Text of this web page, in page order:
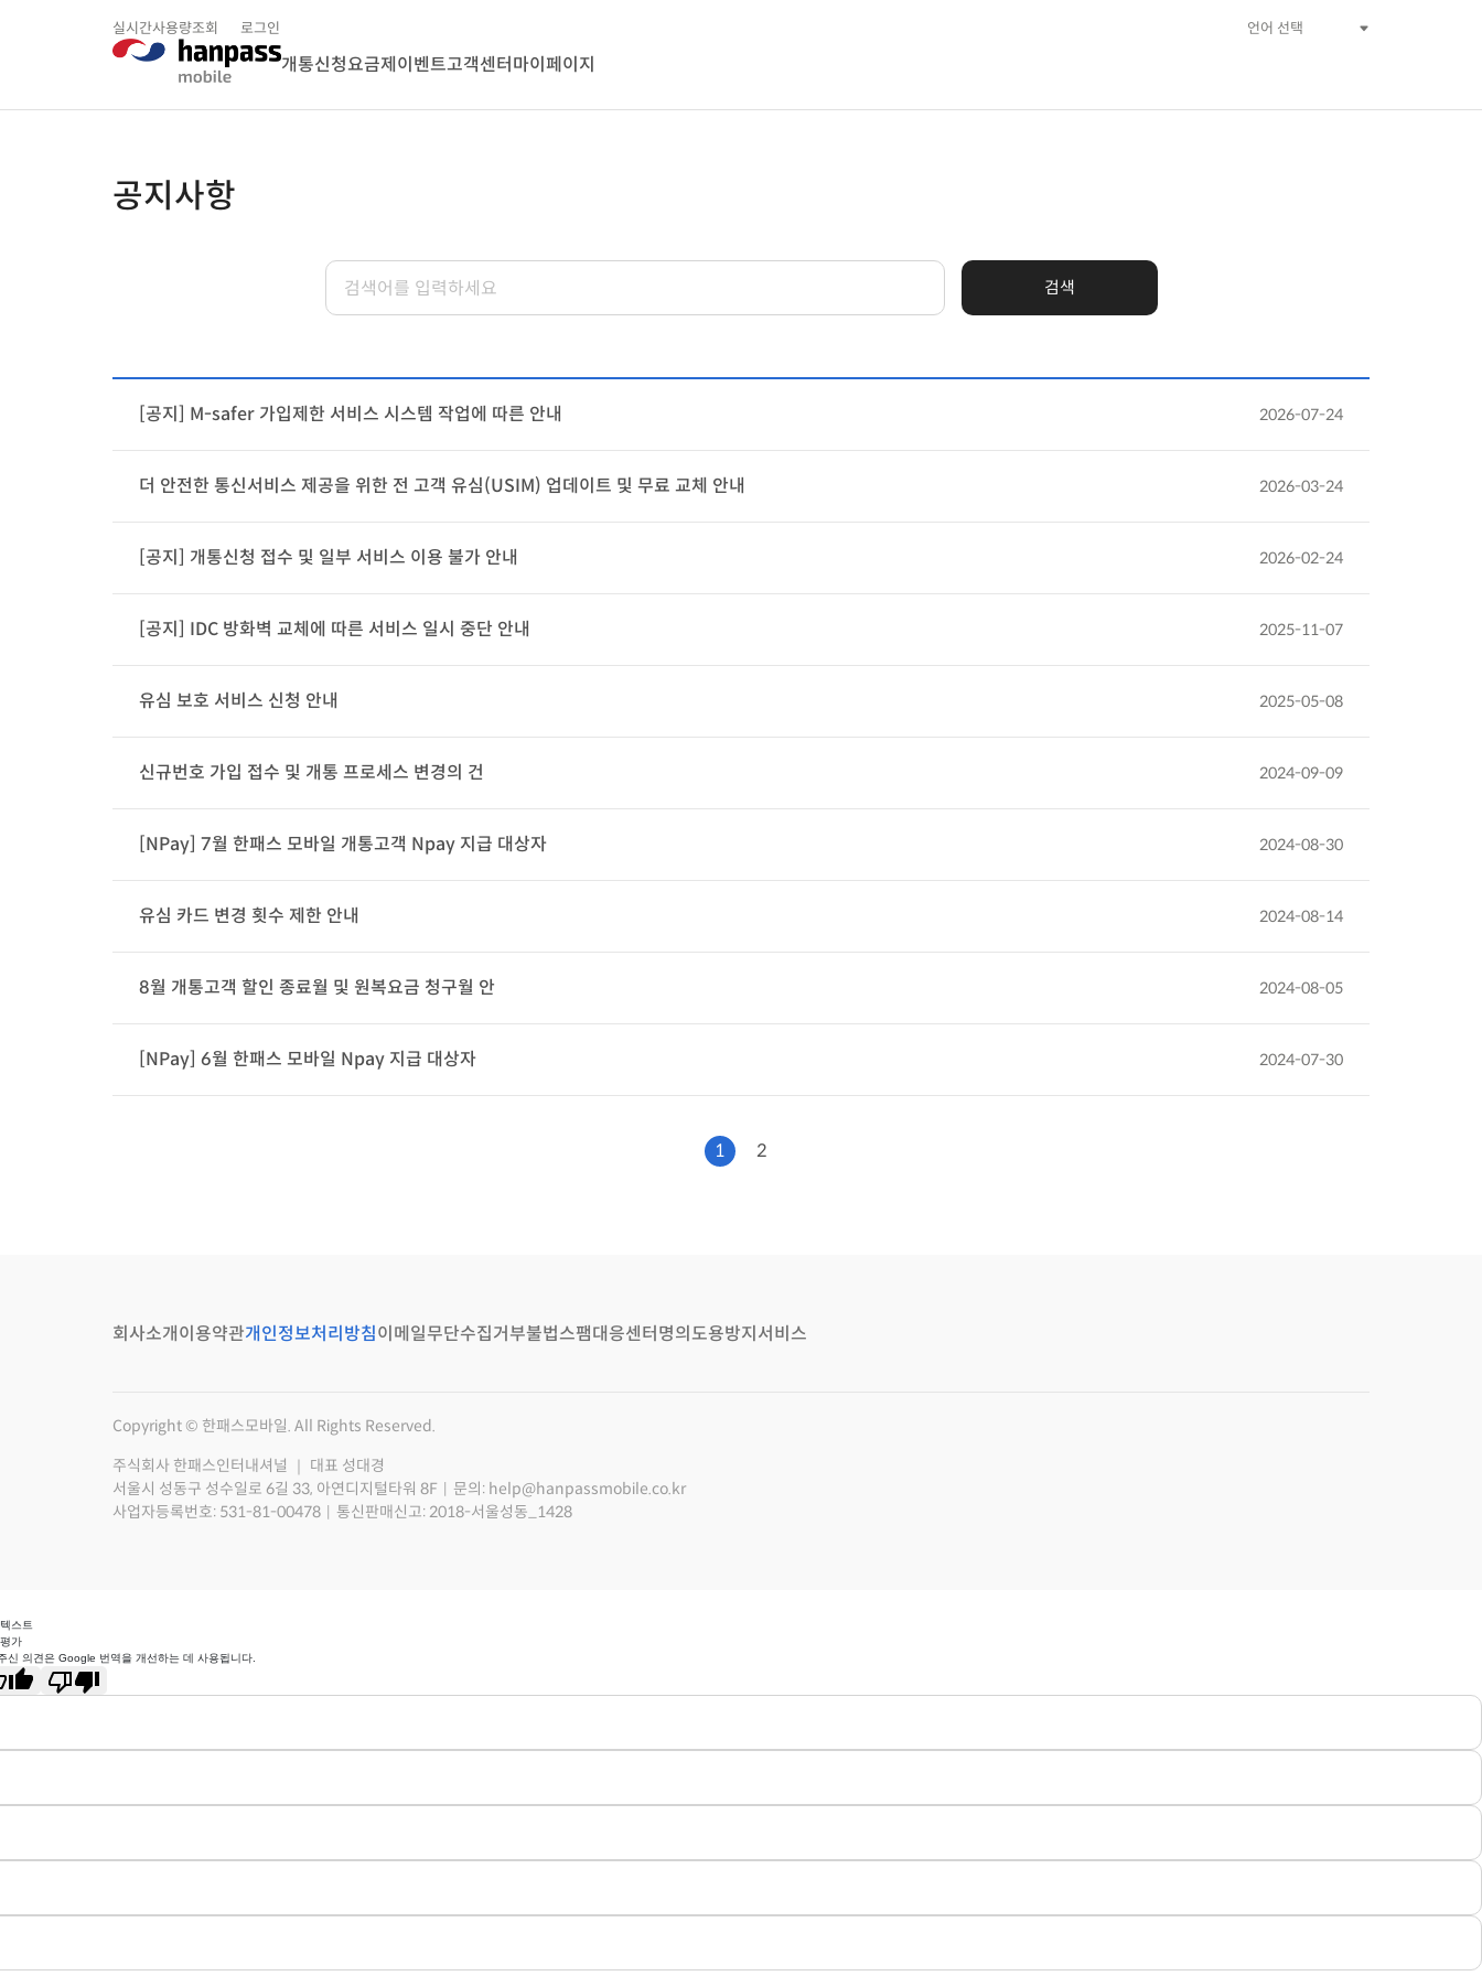
실시간사용량조회 로그인
개통신청요금제 이벤트고객센터마이페이지
공지사항
검색
[공지] M-safer 가입제한 서비스 시스템 작업에 따른 안내 2026-07-24
더 안전한 통신서비스 제공을 위한 전 고객 유심(USIM) 업데이트 및 무료 교체 안내 2026-03-24
[공지] 개통신청 접수 및 일부 서비스 이용 불가 안내 2026-02-24
[공지] IDC 방화벽 교체에 따른 서비스 일시 중단 안내 2025-11-07
유심 보호 서비스 신청 안내 2025-05-08
신규번호 가입 접수 및 개통 프로세스 변경의 건 2024-09-09
[NPay] 7월 한패스 모바일 개통고객 Npay 지급 대상자 2024-08-30
유심 카드 변경 횟수 제한 안내 2024-08-14
8월 개통고객 할인 종료월 및 원복요금 청구월 안 2024-08-05
[NPay] 6월 한패스 모바일 Npay 지급 대상자 2024-07-30
1 2
회사소개이용약관개인정보처리방침이메일무단수집거부불법스팸대응센터 명의도용방지서비스
Copyright © 한패스모바일. All Rights Reserved.
주식회사 한패스인터내셔널 ｜ 대표 성대경
서울시 성동구 성수일로 6길 33, 아연디지털타워 8F
문의: help@hanpassmobile.co.kr
사업자등록번호: 531-81-00478
통신판매신고: 2018-서울성동_1428
스트
가
신 의견은 Google 번역을 개선하는 데 사용됩니다.